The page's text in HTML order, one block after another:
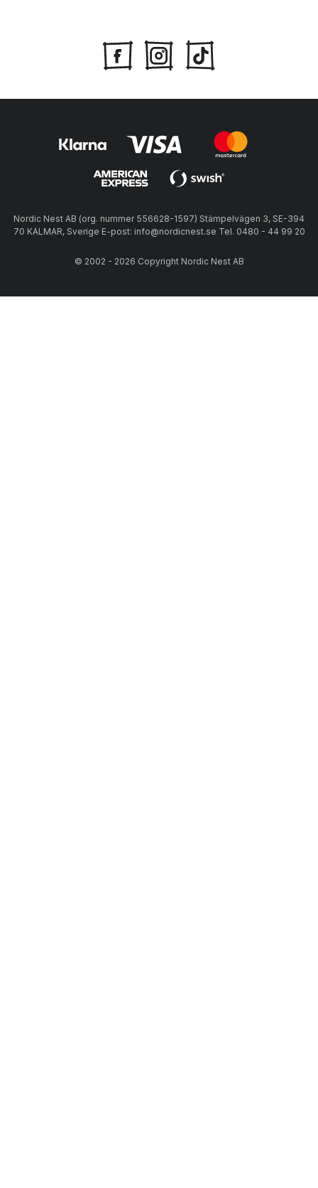
Nordic Nest AB (org. nummer 556628-1597) Stämpelvägen 3, SE-394
70 KALMAR, Sverige E-post: info@nordicnest.se Tel. 0480 - 44 99 20
© 2002 - 2026 Copyright Nordic Nest AB